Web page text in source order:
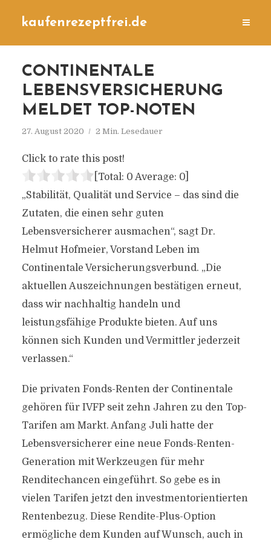
kaufenrezeptfrei.de
CONTINENTALE
LEBENSVERSICHERUNG
MELDET TOP-NOTEN
27. August 2020 2 Min. Lesedauer
Click to rate this post!
[Total: 0 Average: 0]
„Stabilität, Qualität und Service – das sind die
Zutaten, die einen sehr guten
Lebensversicherer ausmachen“, sagt Dr.
Helmut Hofmeier, Vorstand Leben im
Continentale Versicherungsverbund. „Die
aktuellen Auszeichnungen bestätigen erneut,
dass wir nachhaltig handeln und
leistungsfähige Produkte bieten. Auf uns
können sich Kunden und Vermittler jederzeit
verlassen.“
Die privaten Fonds-Renten der Continentale
gehören für IVFP seit zehn Jahren zu den Top-
Tarifen am Markt. Anfang Juli hatte der
Lebensversicherer eine neue Fonds-Renten-
Generation mit Werkzeugen für mehr
Renditechancen eingeführt. So gebe es in
vielen Tarifen jetzt den investmentorientierten
Rentenbezug. Diese Rendite-Plus-Option
ermögliche dem Kunden auf Wunsch, auch in